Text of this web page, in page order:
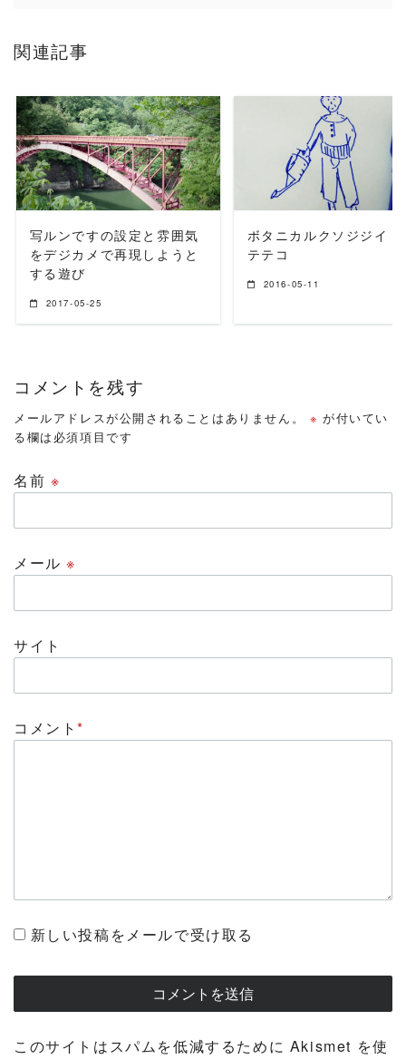
関連記事
READ MORE
写ルンですの設定と雰囲気
をデジカメで再現しようと
する遊び
2017-05-25
READ MORE
ボタニカルクソジジイ #
テテコ
2016-05-11
コメントを残す
メールアドレスが公開されることはありません。 ※ が付いてい
る欄は必須項目です
名前 ※
メール※
サイト
コメント*
新しい投稿をメールで受け取る
このサイトはスパムを低減するために Akismet を使